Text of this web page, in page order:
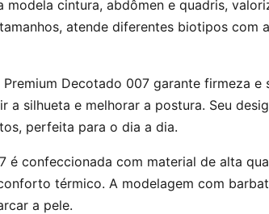
modela cintura, abdômen e quadris,
atende diferentes biotipos com
Decotado 007 garante firmeza e
a silhueta e melhorar a postura. Seu
perfeita para o dia a dia.
é confeccionada com material de alta
térmico. A modelagem com
a pele.